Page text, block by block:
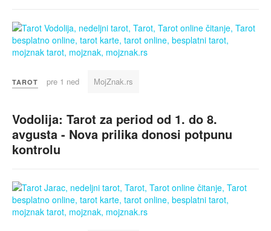
TAROT pre 1 ned MojZnak.rs
Vodolija: Tarot za period od 1. do 8.
avgusta - Nova prilika donosi potpunu
kontrolu